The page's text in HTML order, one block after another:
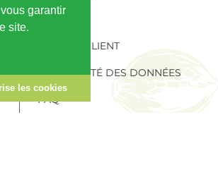
garantir
site.
les cookies
COMPTE CLIENT
LA SÉCURITÉ DES DONNÉES
FAQ